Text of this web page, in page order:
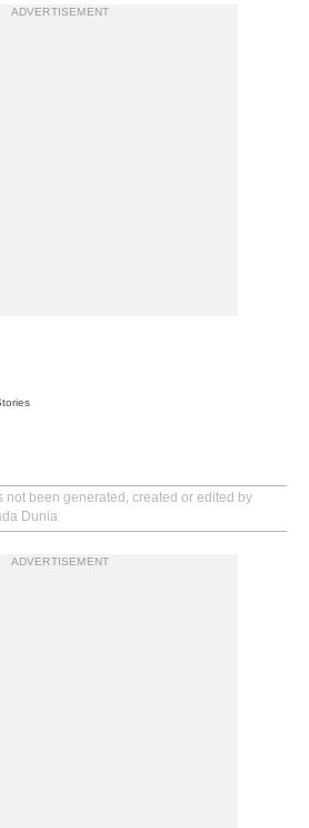
ADVERTISEMENT
not been generated, created or edited by
Dunia
ADVERTISEMENT